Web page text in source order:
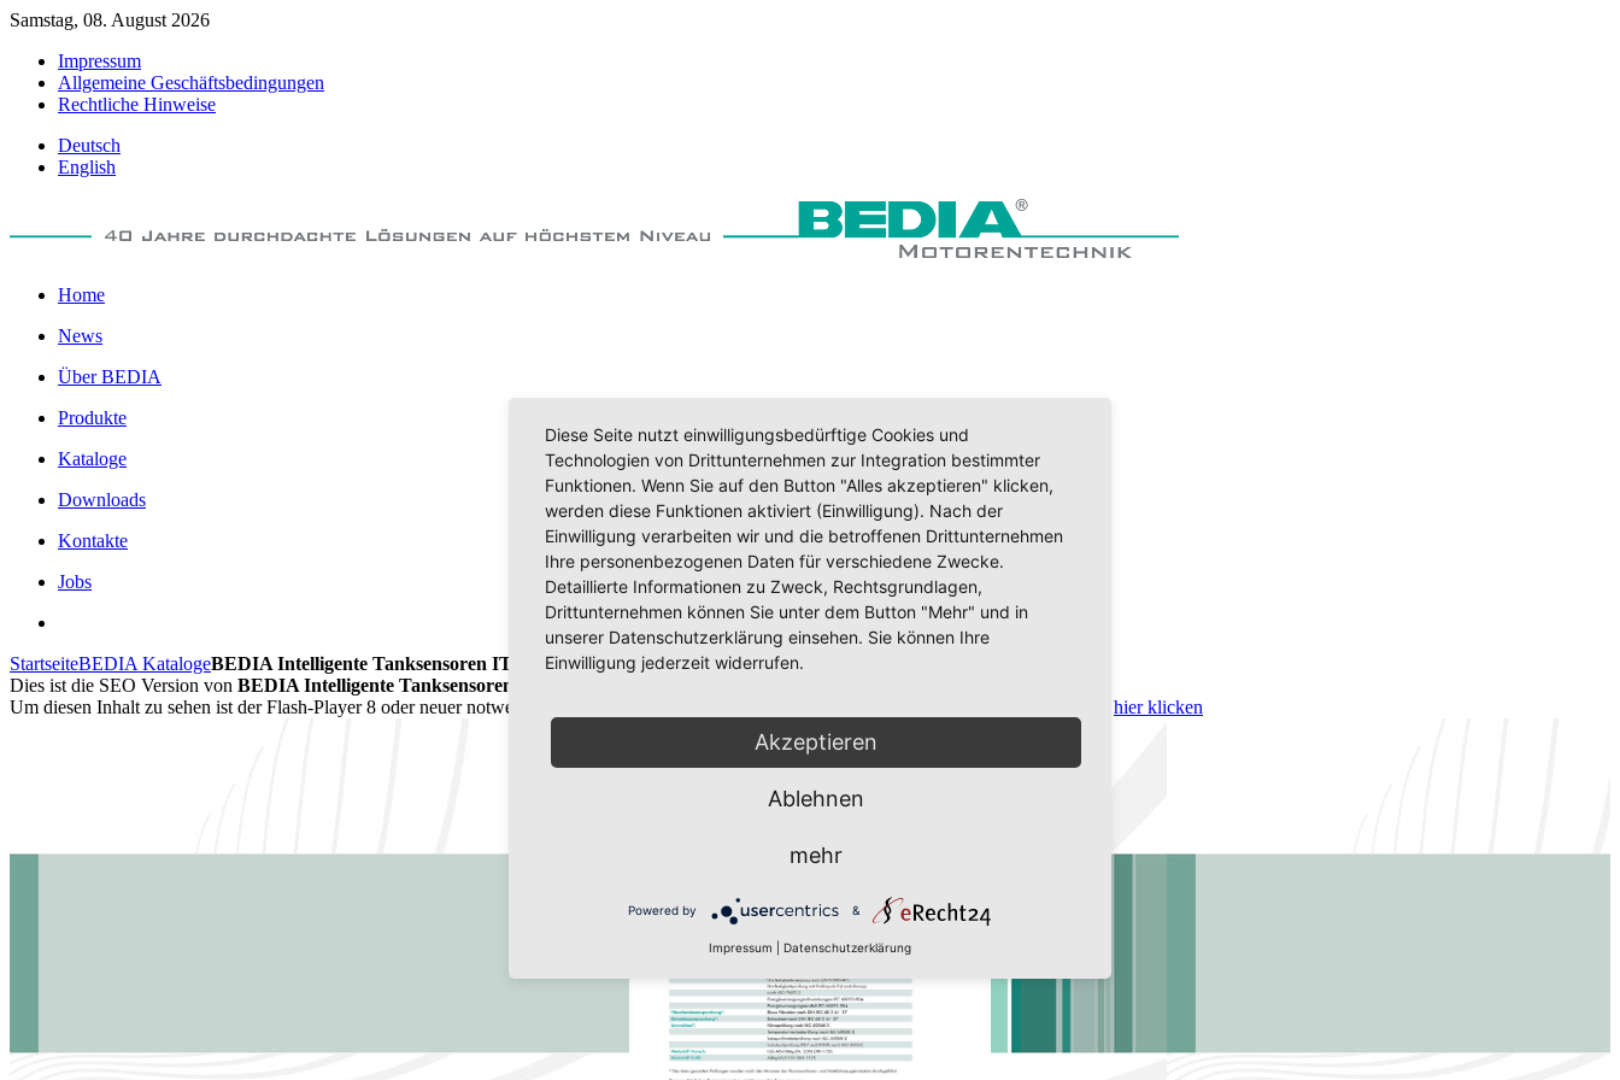
Samstag, 08. August 2026
Impressum
Allgemeine Geschäftsbedingungen
Rechtliche Hinweise
Deutsch
English
Home
News
Über BEDIA
Produkte
Kataloge
Downloads
Kontakte
Jobs
StartseiteBEDIA KatalogeBEDIA Intelligente Tanksensoren ITS 60/65
Dies ist die SEO Version von BEDIA Intelligente Tanksensoren ITS 60/65 Seite 13
Um diesen Inhalt zu sehen ist der Flash-Player 8 oder neuer notwendig und Javascript muss erlaubt sein. Zum downloaden des Flach-Player bitte hier klicken
Diese Seite nutzt einwilligungsbedürftige Cookies und
Technologien von Drittunternehmen zur Integration bestimmter
Funktionen. Wenn Sie auf den Button "Alles akzeptieren" klicken,
werden diese Funktionen aktiviert (Einwilligung). Nach der
Einwilligung verarbeiten wir und die betroffenen Drittunternehmen
Ihre personenbezogenen Daten für verschiedene Zwecke.
Detaillierte Informationen zu Zweck, Rechtsgrundlagen,
Drittunternehmen können Sie unter dem Button "Mehr" und in
unserer Datenschutzerklärung einsehen. Sie können Ihre
Einwilligung jederzeit widerrufen.
Akzeptieren
Ablehnen
mehr
Powered by &
Impressum Datenschutzerklärung